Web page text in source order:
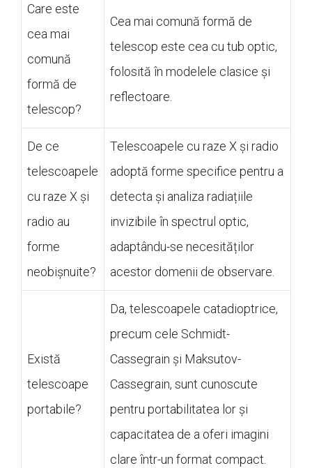
Care este
cea mai
comună
formă de
telescop?
Cea mai comună formă de
telescop este cea cu tub optic,
folosită în modelele clasice și
reflectoare.
De ce
telescoapele
cu raze X și
radio au
forme
neobișnuite?
Telescoapele cu raze X și radio
adoptă forme specifice pentru a
detecta și analiza radiațiile
invizibile în spectrul optic,
adaptându-se necesităților
acestor domenii de observare.
Există
telescoape
portabile?
Da, telescoapele catadioptrice,
precum cele Schmidt-
Cassegrain și Maksutov-
Cassegrain, sunt cunoscute
pentru portabilitatea lor și
capacitatea de a oferi imagini
clare într-un format compact.